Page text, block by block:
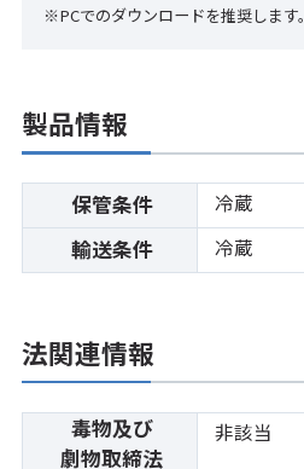
※PCでのダウンロードを推奨します。
製品情報
保管条件 冷蔵
輸送条件 冷蔵
法関連情報
毒物及び
劇物取締法
非該当